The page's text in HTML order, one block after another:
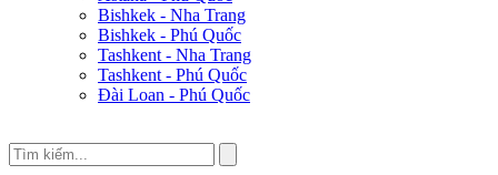
Bishkek - Nha Trang
Bishkek - Phú Quốc
Tashkent - Nha Trang
Tashkent - Phú Quốc
Đài Loan - Phú Quốc